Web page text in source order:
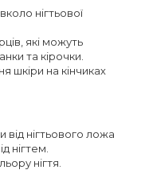
нігтьової
які можуть
та кірочки.
шкіри на кінчиках
від нігтьового ложа
нігтем.
нігтя.